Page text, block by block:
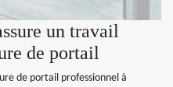
un travail
de portail
de portail professionnel à